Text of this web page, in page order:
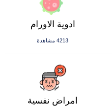
ادوية الاورام
4213 مشاهدة
امراض نفسية